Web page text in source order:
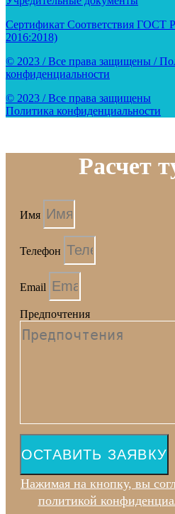
Сертификат Соответствия ГОСТ
2016:2018)
© 2023 / Все права защищены /
конфиденциальности
© 2023 / Все права защищены
Политика конфиденциальности
Расчет
Имя
Телефон
Email
Предпочтения
ОСТАВИТЬ ЗАЯВКУ
Нажимая на кнопку, вы
политикой